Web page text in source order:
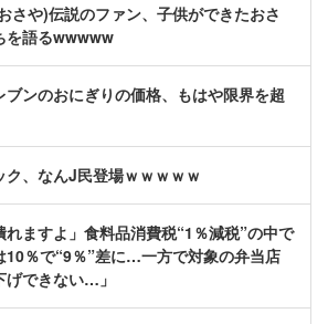
さや)伝説のファン、子供ができたおさ
を語るwwwww
ブンのおにぎりの価格、もはや限界を超
ク、なんJ民登場ｗｗｗｗｗ
れますよ」食料品消費税“1％減税”の中で
％で“9％”差に…一方で対象の弁当店
げできない…」